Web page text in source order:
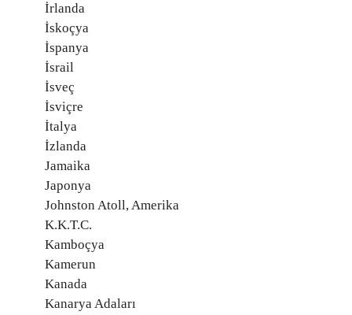
İrlanda
İskoçya
İspanya
İsrail
İsveç
İsviçre
İtalya
İzlanda
Jamaika
Japonya
Johnston Atoll, Amerika
K.K.T.C.
Kamboçya
Kamerun
Kanada
Kanarya Adaları